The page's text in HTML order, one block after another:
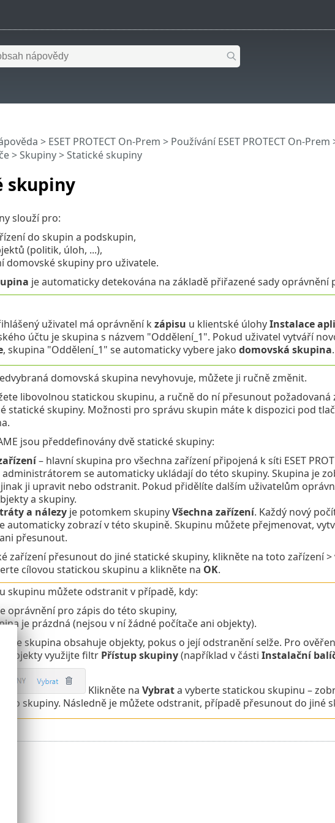
skupiny
> ESET PROTECT On-Prem > Používání ESET PROTECT On-Prem
>Skupiny> Statické skupiny
slouží pro:
do skupin a podskupin,
(politik, úloh, ...),
domovské skupiny pro uživatele.
je automaticky detekována na základě přiřazené sady oprávnění
uživatel má oprávnění k zápisu u klientské úlohyInstalace
účtu je skupina s názvem "Oddělení_1". Pokud uživatel vytváří
, skupina "Oddělení_1" se automaticky vybere jako domovská skupina.
domovská skupina nevyhovuje, můžete ji ručně změnit.
libovolnou statickou skupinu, a ručně do ní přesunout požadovaná
statické skupiny. Možnosti pro správu skupin máte k dispozici pod
jsou předdefinovány dvě statické skupiny:
– hlavní skupina pro všechna zařízení připojená k síti ESET
se automaticky ukládají do této skupiny. Skupina je
jinak ji upravit nebo odstranit. Pokud přidělíte dalším uživatelům
a skupiny.
a nálezyje potomkem skupinyVšechna zařízení. Každý nový
automaticky zobrazí v této skupině. Skupinu můžete přejmenovat,
přesunout.
zařízení přesunout do jiné statické skupiny, klikněte na toto zařízení
cílovou statickou skupinu a klikněte na OK.
skupinu můžete odstranit v případě, kdy:
oprávnění pro zápis do této skupiny,
je prázdná (nejsou v ní žádné počítače ani objekty).
že skupina obsahuje objekty, pokus o její odstranění selže. Pro
objekty využijte filtr Přístup skupiny(například v části Instalační
Klikněte na Vybrata vyberte statickou skupinu –
skupiny. Následně je můžete odstranit, případě přesunout do jiné